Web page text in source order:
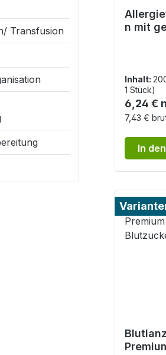
Transfusion
n mit
Inhalt:
1 Stück)
6,24 €
7,43 €
In